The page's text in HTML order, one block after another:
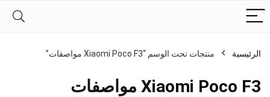
الرئيسية منتجات تحت الوسم “Xiaomi Poco F3 مواصفات”
Xiaomi Poco F3 مواصفات